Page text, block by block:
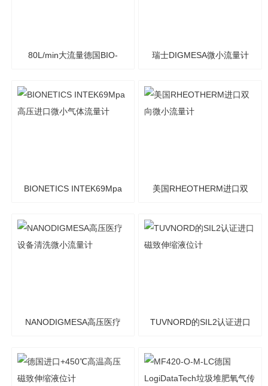
80L/min大流量德国BIO- 瑞士DIGMESA微小流量计
BIONETICS INTEK69Mpa 美国RHEOTHERM进口双
NANODIGMESA高压医疗 TUVNORD的SIL2认证进口